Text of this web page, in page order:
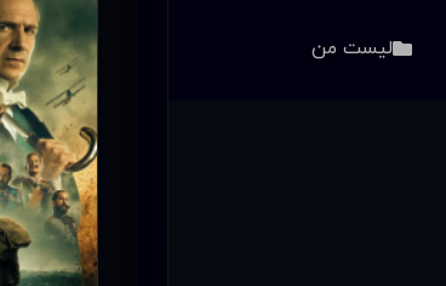
لیست من